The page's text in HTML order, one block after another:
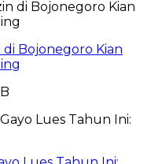
Bojonegoro Kian